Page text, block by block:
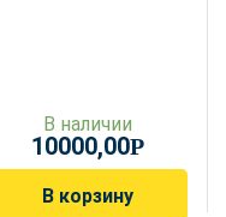
В наличии
10000,00Р
В корзину